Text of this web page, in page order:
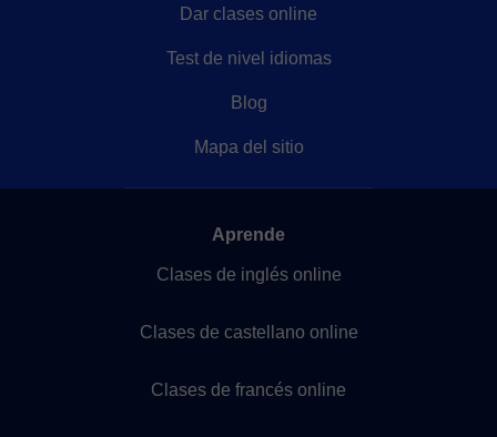
Dar clases online
Test de nivel idiomas
Blog
Mapa del sitio
Aprende
Clases de inglés online
Clases de castellano online
Clases de francés online